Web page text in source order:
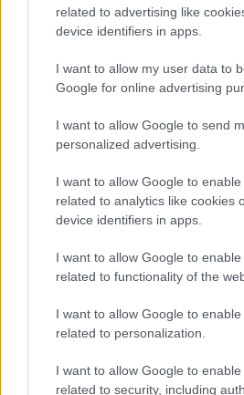
related to advertising like
device identifiers in apps.
I want to allow my user data to
Google for online advertising
I want to allow Google to send
personalized advertising.
I want to allow Google to
related to analytics like cookies
device identifiers in apps.
I want to allow Google to
related to functionality of the
I want to allow Google to
related to personalization.
I want to allow Google to
related to security, including
2021. szeptember 26.
A legtöbb werkfilmben
ismételgetik, hogy mennyire jó
forgatás. Az igazán jók viszont
egy forgatás milyen
werkfilmek pedig felérnek egy